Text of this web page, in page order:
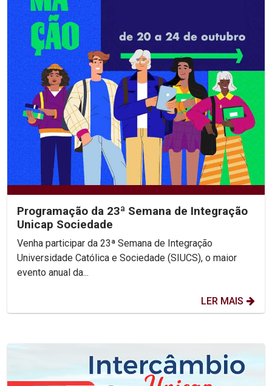
Programação da 23ª Semana de Integração
Unicap Sociedade
Venha participar da 23ª Semana de Integração
Universidade Católica e Sociedade (SIUCS), o maior
evento anual da...
LER MAIS